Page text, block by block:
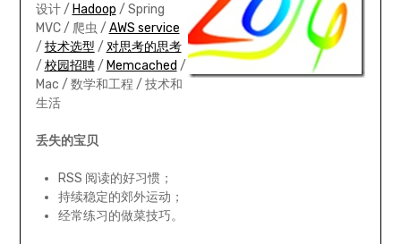
设计 / Hadoop / Spring
MVC / 爬虫 / AWS service
/ 技术选型 / 对思考的思考
/ 校园招聘/ Memcached /
Mac / 数学和工程 / 技术和
生活
丢失的宝贝
RSS 阅读的好习惯；
持续稳定的郊外运动；
经常练习的做菜技巧。